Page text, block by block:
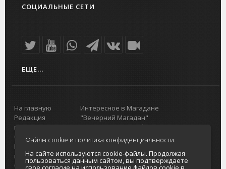
СОЦИАЛЬНЫЕ СЕТИ
ЕЩЕ...
На главную
Редакция
портала
О проекте
Реклама на
портале
Отзывы и
Интересное в Магадане
"Вечерний Магадан"
Городская доска объявлений
Реклама
Главный туристический портал
Колымы
Политика в отношении обработки
Файлы cookie и политика конфиденциальности.
На сайте используются cookie-файлы. Продолжая
пользоваться данным сайтом, вы подтверждаете